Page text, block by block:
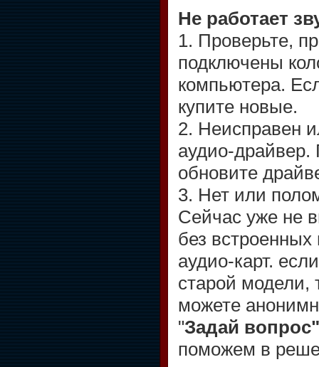
Не работает
1. Проверьте,
подключены
компьютера.
купите новые.
2. Неисправен
аудио-драйвер.
обновите
3. Нет или
Сейчас уже не
без
аудио-карт.
старой модели,
можете
"Задай вопрос"
поможем в